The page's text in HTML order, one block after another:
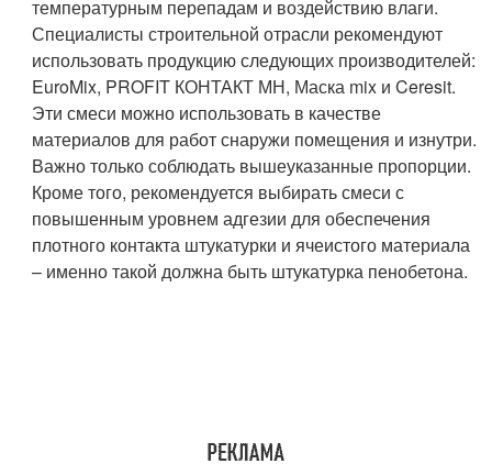
температурным перепадам и воздействию влаги.
Специалисты строительной отрасли рекомендуют
использовать продукцию следующих производителей:
EuroMix, PROFIT КОНТАКТ МН, Маска mix и Ceresit.
Эти смеси можно использовать в качестве
материалов для работ снаружи помещения и изнутри.
Важно только соблюдать вышеуказанные пропорции.
Кроме того, рекомендуется выбирать смеси с
повышенным уровнем адгезии для обеспечения
плотного контакта штукатурки и ячеистого материала
– именно такой должна быть штукатурка пенобетона.